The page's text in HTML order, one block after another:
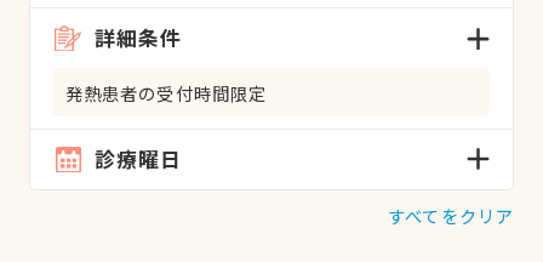
詳細条件
発熱患者の受付時間限定
診療曜日
すべてをクリア